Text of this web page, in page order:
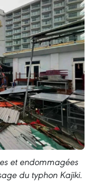
et endommagées
du typhon Kajiki.